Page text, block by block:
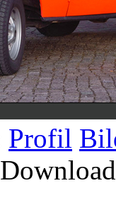
Profil